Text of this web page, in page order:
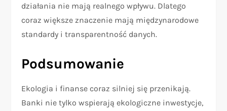
działania nie mają realnego wpływu. Dlatego
coraz większe znaczenie mają międzynarodowe
standardy i transparentność danych.
Podsumowanie
Ekologia i finanse coraz silniej się przenikają.
Banki nie tylko wspierają ekologiczne inwestycje,